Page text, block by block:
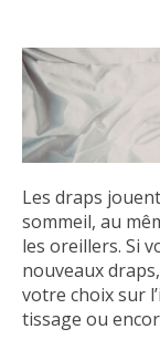
Les draps
sommeil, au
les oreillers. Si
nouveaux
votre choix sur
tissage ou